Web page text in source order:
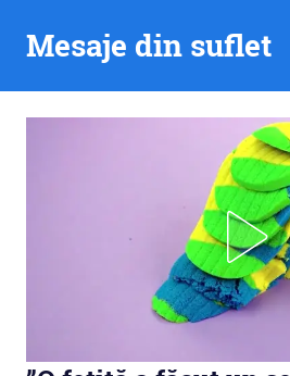
Mesaje din suflet